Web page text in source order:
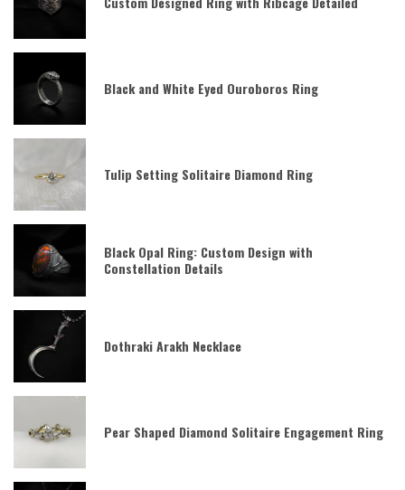
Black and White Eyed Ouroboros Ring
Tulip Setting Solitaire Diamond Ring
Black Opal Ring: Custom Design with
Constellation Details
Dothraki Arakh Necklace
Pear Shaped Diamond Solitaire Engagement Ring